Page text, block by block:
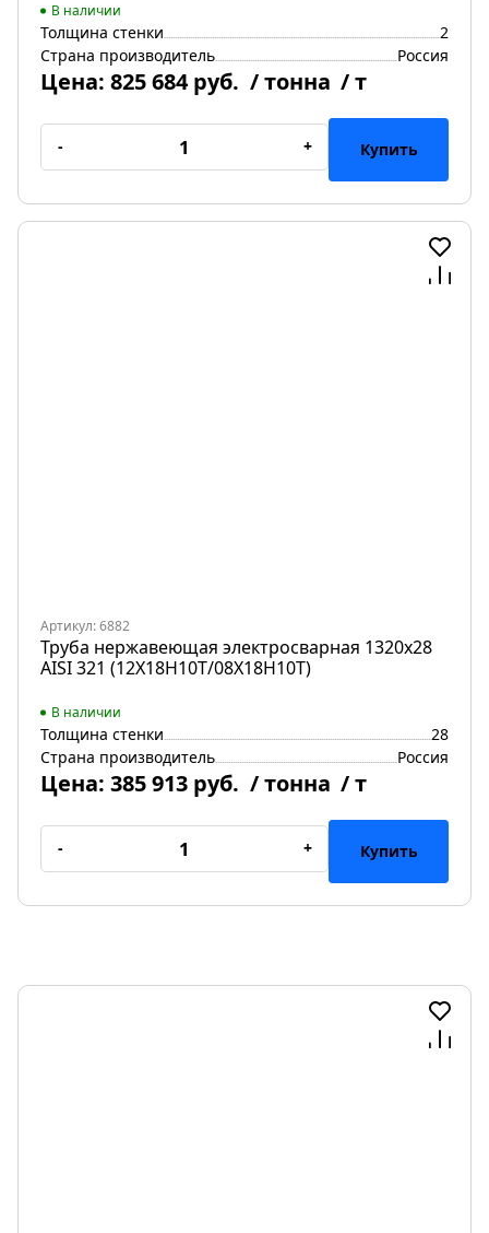
В наличии
Толщина стенки
2
Страна производитель
Россия
Цена: 825 684 руб. / тонна / т
- + Купить
Артикул: 6882
Труба нержавеющая электросварная 1320х28
AISI 321 (12Х18Н10Т/08Х18Н10Т)
В наличии
Толщина стенки
28
Страна производитель
Россия
Цена: 385 913 руб. / тонна / т
- + Купить